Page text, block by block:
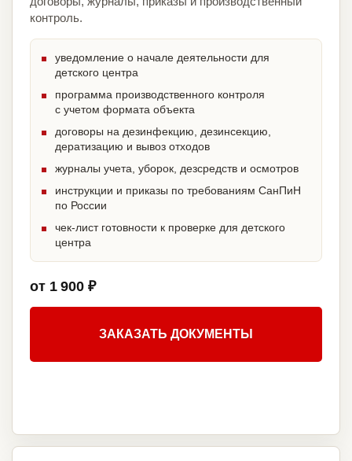
контроль.
уведомление о начале деятельности для
детского центра
программа производственного контроля
с учетом формата объекта
договоры на дезинфекцию, дезинсекцию,
дератизацию и вывоз отходов
журналы учета, уборок, дезсредств и осмотров
инструкции и приказы по требованиям СанПиН
по России
чек-лист готовности к проверке для детского
центра
от 1 900 ₽
ЗАКАЗАТЬ ДОКУМЕНТЫ